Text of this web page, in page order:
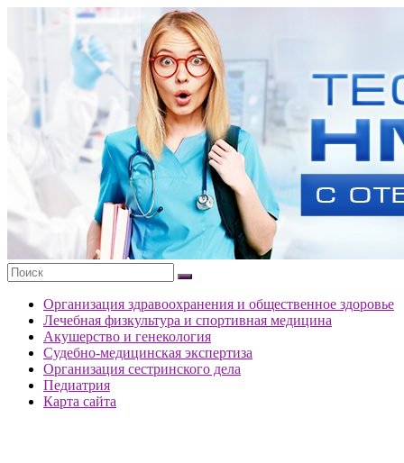
содержимому
портала
ответами
Организация здравоохранения и общественное здоровье
Лечебная физкультура и спортивная медицина
Акушерство и генекология
Судебно-медицинская экспертиза
Организация сестринского дела
Педиатрия
Карта сайта